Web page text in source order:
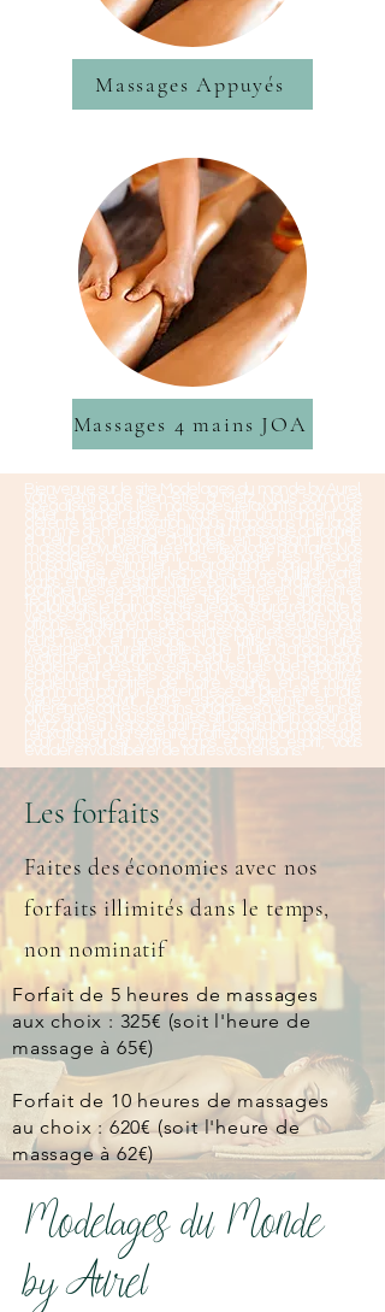
Massages Appuyés
Massages 4 mains JOA
Bienvenue sur le site Modelages du monde by Aurel,
votre centre de bien-être à Metz. Nous sommes
spécialisés dans les massages relaxants pour vous
aider à lâcher prise et vous offrir un moment de
détente et de relaxation. Nous proposons une large
gamme de massages, allant du massage californien
à celui aux pierres chaudes en passant par le
massage ayurvédique et la réflexologie plantaire. Nos
massages permettent de dénouer les tensions
musculaires, stimuler la circulation sanguine et
lymphatique, évacuer les toxines et rééquilibrer votre
corps et votre esprit. Notre équipe de praticiens et
praticiennes expérimentés et expertes en différentes
techniques de massage telles que le shiatsu, le
thaïlandais, le balinais et le suédois, saura répondre à
vos besoins pour vous apaiser et vous détendre. Nous
offrons également des massages spécialement
adaptés aux femmes enceintes pour les soulager de
leurs maux et tensions. Nous utilisons des huiles
végétales naturelles telles que l'huile d'argan pour
hydrater et nourrir votre peau et nous proposons
également des soins esthétiques tels que l'épilation,
la manucure et les soins du visage. Vous pourrez
également profiter de notre sauna et de notre
hammam pour une parenthèse de bien-être totale.
Venez découvrir notre espace détente et nos
différentes cartes de soins, adaptées à vos besoins et
à vos envies. Nous sommes situés en plein cœur de
Metz, dans un espace calme et apaisant, propice à la
relaxation et à la sérénité. Profitez d'un bon massage
pour ressourcer votre corps et votre esprit, vous
évader et vous libérer de toutes vos tensions.
Les forfaits
Faites des économies avec nos
forfaits illimités dans le temps,
non nominatif
Forfait de 5 heures de massages
aux choix : 325€ (soit l'heure de
massage à 65€)
Forfait de 10 heures de massages
au choix : 620€ (soit l'heure de
massage à 62€)
Modelages du Monde